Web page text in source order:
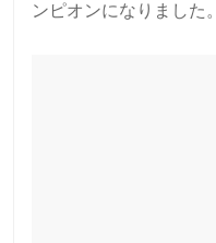
ンピオンになりました。